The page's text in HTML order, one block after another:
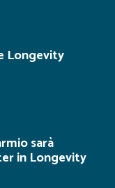
Longevity
sarà
in Longevity